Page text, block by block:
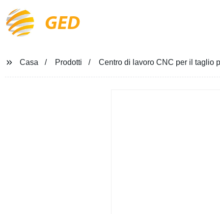
GED
Casa Prodotti Centro di lavoro CNC per il taglio